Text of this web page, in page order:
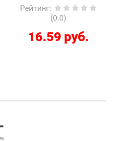
Рейтинг:
(0.0)
16.59 руб.